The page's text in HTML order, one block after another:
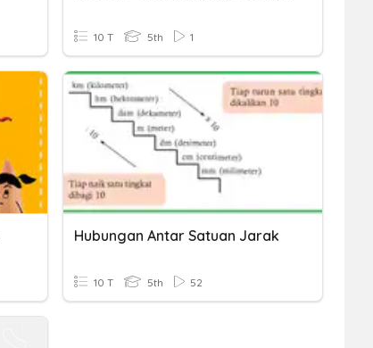
10 T 5th 1
Hubungan Antar Satuan Jarak
10 T 5th 52